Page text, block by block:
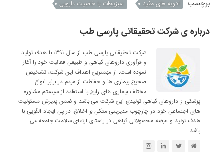
برچسب ادویه های مفید سبزیجات با خاصیت دارویی
درباره ی شرکت تحقیقاتی پارسی طب
شرکت تحقیقاتی پارسی طب از سال ۱۳۹۱ با هدف تولید
و فرآوری داروهای گیاهی و طبیعی فعالیت خود را آغاز
نموده است. از مهمترین اهداف این شرکت، تشخیص
صحیح بیماری ها و حفاظت از مردم در برابر انواع
مختلف بیماری های رایج با استفاده از سیستم مشاوره
پزشکی و داروهای گیاهی تولیدی این شرکت می باشد و ضمن پذیرش مسئولیت
های اجتماعی خود در چارچوب مدیریتی متکی بر اخلاق، در پی ایجاد الگویی با
هدف تولید و عرضه محصولاتی گیاهی در راستای ارتقای سلامت جامعه می
باشد.